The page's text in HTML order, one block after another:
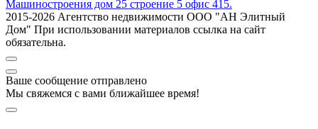
Машиностроения дом 25 строение 5 офис 415.
2015-2026 Агентство недвижимости ООО "АН Элитный
Дом" При использовании материалов ссылка на сайт
обязательна.
Ваше сообщение отправлено
Мы свяжемся с вами ближайшее время!